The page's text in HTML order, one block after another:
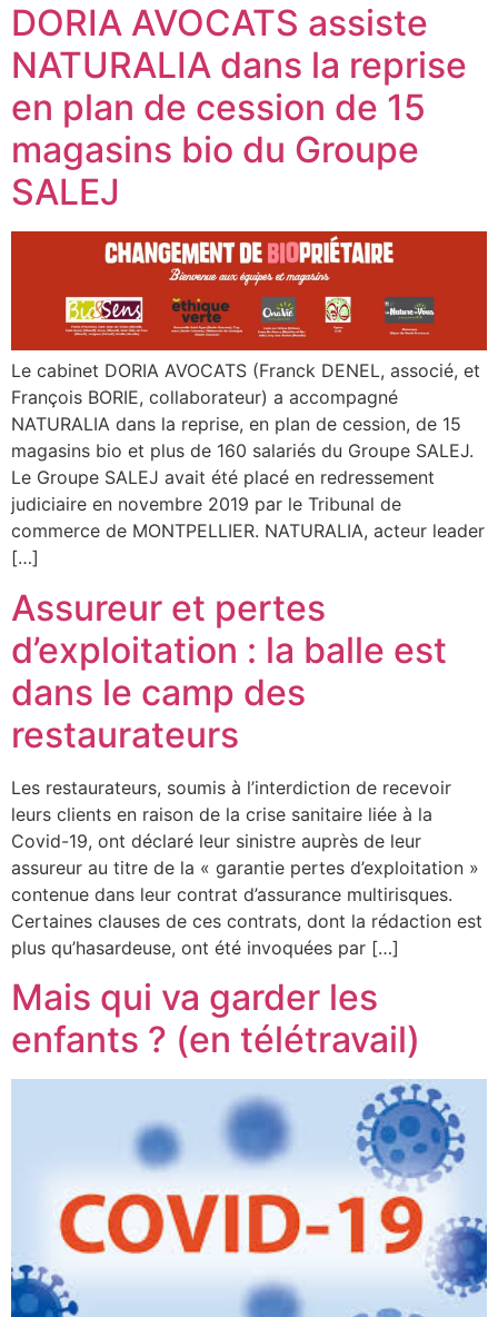
DORIA AVOCATS assiste
NATURALIA dans la reprise
en plan de cession de 15
magasins bio du Groupe
SALEJ
Le cabinet DORIA AVOCATS (Franck DENEL, associé, et
François BORIE, collaborateur) a accompagné
NATURALIA dans la reprise, en plan de cession, de 15
magasins bio et plus de 160 salariés du Groupe SALEJ.
Le Groupe SALEJ avait été placé en redressement
judiciaire en novembre 2019 par le Tribunal de
commerce de MONTPELLIER. NATURALIA, acteur leader
[…]
Assureur et pertes
d’exploitation : la balle est
dans le camp des
restaurateurs
Les restaurateurs, soumis à l’interdiction de recevoir
leurs clients en raison de la crise sanitaire liée à la
Covid-19, ont déclaré leur sinistre auprès de leur
assureur au titre de la « garantie pertes d’exploitation »
contenue dans leur contrat d’assurance multirisques.
Certaines clauses de ces contrats, dont la rédaction est
plus qu’hasardeuse, ont été invoquées par […]
Mais qui va garder les
enfants ? (en télétravail)